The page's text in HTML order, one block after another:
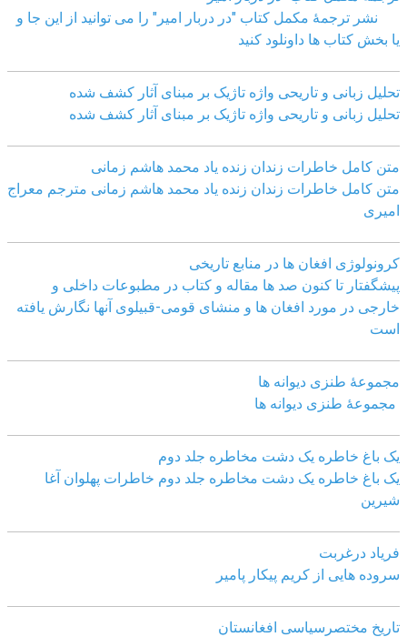
نشر ترجمۀ مکمل کتاب "در دربار امیر" را می توانید از این جا و
یا بخش کتاب ها داونلود کنید
تحلیل زبانی و تاریحی واژه تاژیک بر مبنای آثار کشف شده
تحلیل زبانی و تاریحی واژه تاژیک بر مبنای آثار کشف شده
متن کامل خاطرات زندان زنده یاد محمد هاشم زمانی
متن کامل خاطرات زندان زنده یاد محمد هاشم زمانی مترجم معراج
امیری
کرونولوژی افغان ھا در منابع تاریخی
پیشگفتار تا کنون صد ھا مقاله و کتاب در مطبوعات داخلی و
خارجی در مورد افغان ھا و منشای قومی-قبیلوی آنھا نگارش یافته
است
مجموعهٔ طنزی دیوانه ها
مجموعهٔ طنزی دیوانه ها
یک باغ خاطره یک دشت مخاطره جلد دوم
یک باغ خاطره یک دشت مخاطره جلد دوم خاطرات پهلوان آغا
شیرین
فریاد درغربت
سروده هایی از کریم پیکار پامیر
تاریخ مختصرسیاسی افغانستان